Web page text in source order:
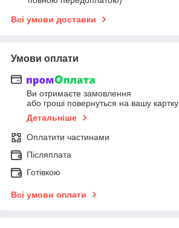
Всі умови доставки
Умови оплати
Ви отримаєте замовлення
або гроші повернуться на вашу картку
Детальніше
Оплатити частинами
Післяплата
Готівкою
Всі умови оплати